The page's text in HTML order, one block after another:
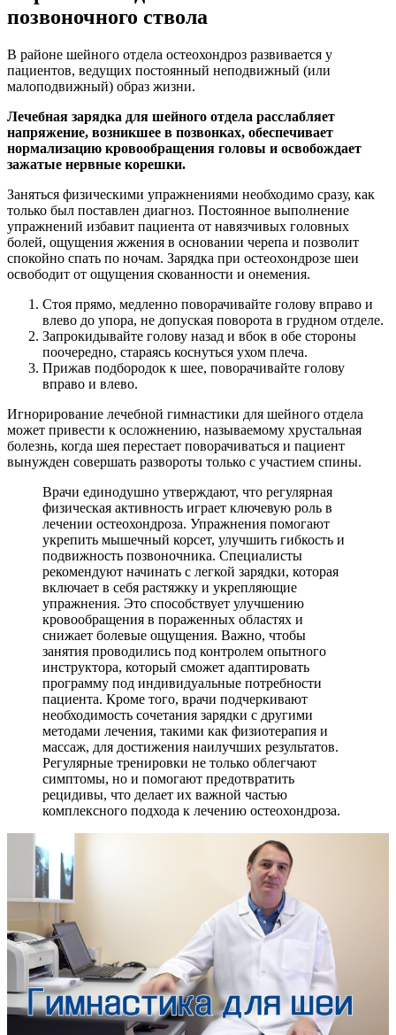
позвоночного ствола
В районе шейного отдела остеохондроз развивается у
пациентов, ведущих постоянный неподвижный (или
малоподвижный) образ жизни.
Лечебная зарядка для шейного отдела расслабляет
напряжение, возникшее в позвонках, обеспечивает
нормализацию кровообращения головы и освобождает
зажатые нервные корешки.
Заняться физическими упражнениями необходимо сразу, как
только был поставлен диагноз. Постоянное выполнение
упражнений избавит пациента от навязчивых головных
болей, ощущения жжения в основании черепа и позволит
спокойно спать по ночам. Зарядка при остеохондрозе шеи
освободит от ощущения скованности и онемения.
Стоя прямо, медленно поворачивайте голову вправо и
влево до упора, не допуская поворота в грудном отделе.
Запрокидывайте голову назад и вбок в обе стороны
поочередно, стараясь коснуться ухом плеча.
Прижав подбородок к шее, поворачивайте голову
вправо и влево.
Игнорирование лечебной гимнастики для шейного отдела
может привести к осложнению, называемому хрустальная
болезнь, когда шея перестает поворачиваться и пациент
вынужден совершать развороты только с участием спины.
Врачи единодушно утверждают, что регулярная
физическая активность играет ключевую роль в
лечении остеохондроза. Упражнения помогают
укрепить мышечный корсет, улучшить гибкость и
подвижность позвоночника. Специалисты
рекомендуют начинать с легкой зарядки, которая
включает в себя растяжку и укрепляющие
упражнения. Это способствует улучшению
кровообращения в пораженных областях и
снижает болевые ощущения. Важно, чтобы
занятия проводились под контролем опытного
инструктора, который сможет адаптировать
программу под индивидуальные потребности
пациента. Кроме того, врачи подчеркивают
необходимость сочетания зарядки с другими
методами лечения, такими как физиотерапия и
массаж, для достижения наилучших результатов.
Регулярные тренировки не только облегчают
симптомы, но и помогают предотвратить
рецидивы, что делает их важной частью
комплексного подхода к лечению остеохондроза.